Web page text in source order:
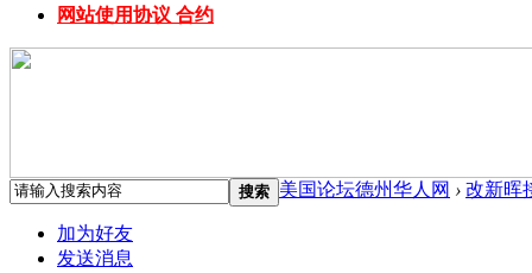
网站使用协议 合约
搜索 美国论坛德州华人网 › 改新晖
加为好友
发送消息